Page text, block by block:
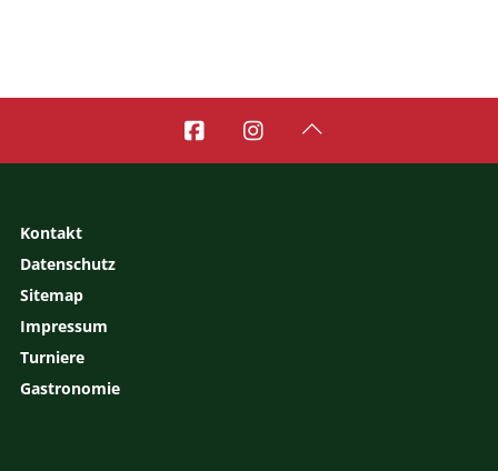
  
Kontakt
Datenschutz
Sitemap
Impressum
Turniere
Gastronomie